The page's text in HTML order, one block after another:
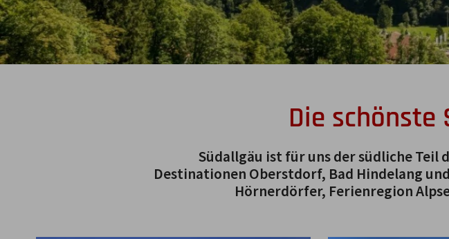
Die schönste
Südallgäu ist für uns der südliche Teil
Destinationen Oberstdorf, Bad Hindelang
Hörnerdörfer, Ferienregion